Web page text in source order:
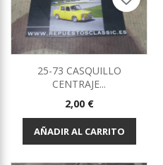
25-73 CASQUILLO
CENTRAJE...
Precio
2,00 €
AÑADIR AL CARRITO